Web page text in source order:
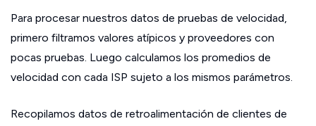
Para procesar nuestros datos de pruebas de velocidad,
primero filtramos valores atípicos y proveedores con
pocas pruebas. Luego calculamos los promedios de
velocidad con cada ISP sujeto a los mismos parámetros.
Recopilamos datos de retroalimentación de clientes de